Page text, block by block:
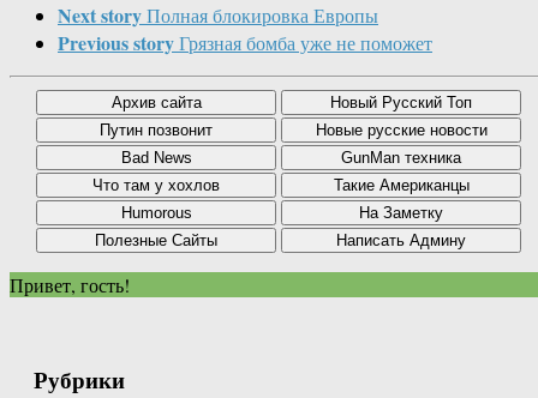
Next storyПолная блокировка Европы
Previous storyГрязная бомба уже не поможет
Привет, гость!
Рубрики